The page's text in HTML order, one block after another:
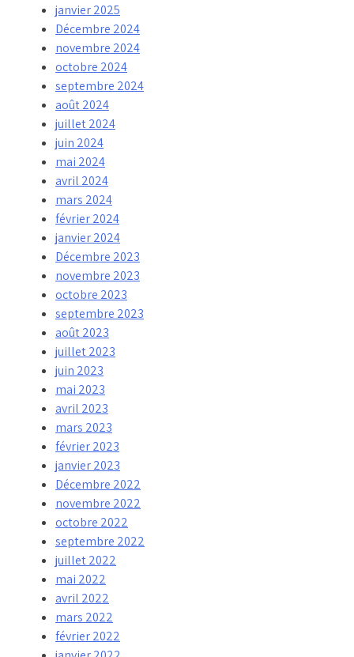
janvier 2025
Décembre 2024
novembre 2024
octobre 2024
septembre 2024
août 2024
juillet 2024
juin 2024
mai 2024
avril 2024
mars 2024
février 2024
janvier 2024
Décembre 2023
novembre 2023
octobre 2023
septembre 2023
août 2023
juillet 2023
juin 2023
mai 2023
avril 2023
mars 2023
février 2023
janvier 2023
Décembre 2022
novembre 2022
octobre 2022
septembre 2022
juillet 2022
mai 2022
avril 2022
mars 2022
février 2022